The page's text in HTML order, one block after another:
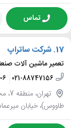
تماس
17. شرکت ساتراپ
تعمیر ماشین آلات
021-88747156
طاووس)، خیابان میرعماد،